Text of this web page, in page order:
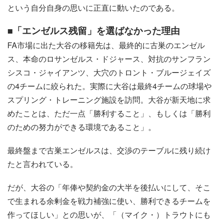
という自分自身の思いに正直に動いたのである。
■「エンゼルス残留」を選ばなかった理由
FA市場に出た大谷の移籍先は、最終的に古巣のエンゼル
ス、本命のロサンゼルス・ドジャース、対抗のサンフラン
シスコ・ジャイアンツ、大穴のトロント・ブルージェイズ
の4チームに絞られた。実際に大谷は最終4チームの球場や
スプリング・トレーニング施設を訪問。大谷が新天地に求
めたことは、ただ一点「勝利すること」、もしくは「勝利
のための努力ができる環境であること」。
最終盤まで古巣エンゼルスは、交渉のテーブルに残り続け
たと言われている。
だが、大谷の「年俸や契約金の大半を後払いにして、そこ
で生まれる余剰金を戦力補強に使い、勝利できるチームを
作ってほしい」との思いが、「（マイク・）トラウトにも